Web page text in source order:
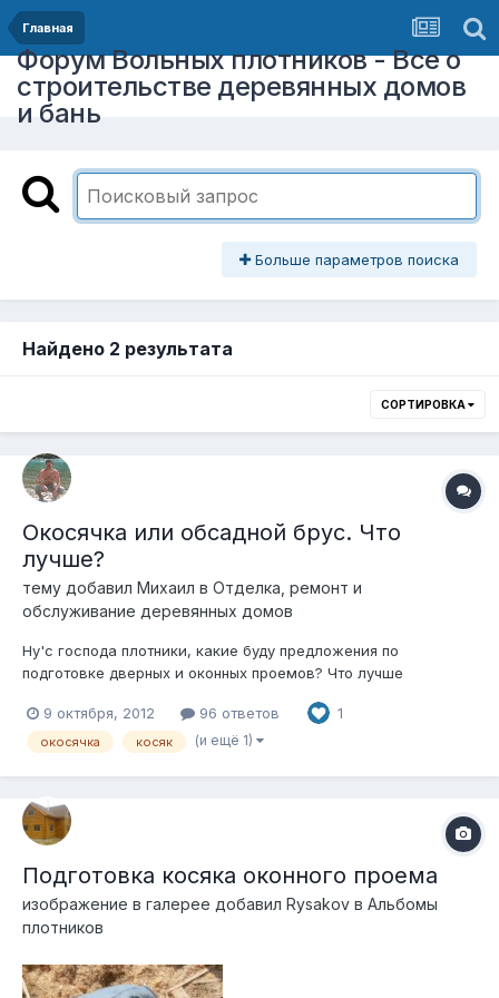
Главная
Форум Вольных плотников - Все о
строительстве деревянных домов
и бань
Больше параметров поиска
Найдено 2 результата
СОРТИРОВКА
Окосячка или обсадной брус. Что
лучше?
тему добавил Михаил в Отделка, ремонт и
обслуживание деревянных домов
Ну'с господа плотники, какие буду предложения по
подготовке дверных и оконных проемов? Что лучше
Снизу подушка, она же подоконник 2. На концах бревен в
проеме - забривка (ШИП то есть). 3. В боковинах (плахи
9 октября, 2012 96 ответов 1
окосячка косяк (и ещё 1)
Подготовка косяка оконного проема
изображение в галерее добавил Rysakov в Альбомы
плотников